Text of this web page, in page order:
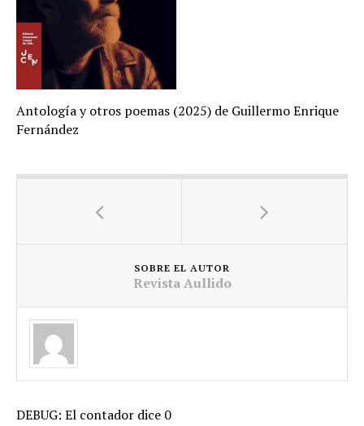
Antología y otros poemas (2025) de Guillermo Enrique
Fernández
SOBRE EL AUTOR
Revista Aullido
DEBUG: El contador dice 0